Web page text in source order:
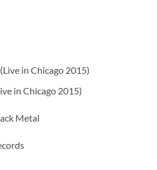
in Chicago 2015)
in Chicago 2015)
Metal